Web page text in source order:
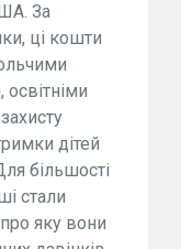
За
ці кошти
дітей
більшості
стали
яку вони